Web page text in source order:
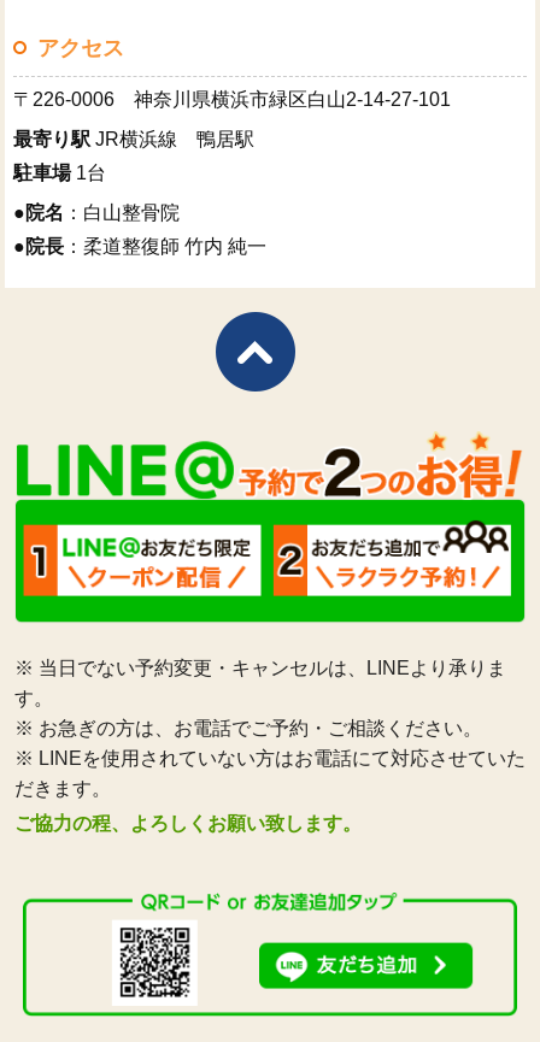
アクセス
〒226-0006 神奈川県横浜市緑区白山2-14-27-101
最寄り駅 JR横浜線 鴨居駅
駐車場1台
●院名 ：白山整骨院
●院長 ：柔道整復師 竹内 純一
※ 当日でない予約変更・キャンセルは、LINEより承りま
す。
※ お急ぎの方は、お電話でご予約・ご相談ください。
※ LINEを使用されていない方はお電話にて対応させていた
だきます。
ご協力の程、よろしくお願い致します。